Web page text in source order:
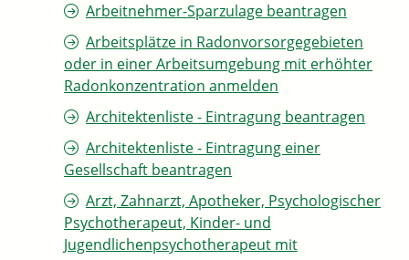
Arbeitnehmer-Sparzulage beantragen
Arbeitsplätze in Radonvorsorgegebieten
oder in einer Arbeitsumgebung mit erhöhter
Radonkonzentration anmelden
Architektenliste - Eintragung beantragen
Architektenliste - Eintragung einer
Gesellschaft beantragen
Arzt, Zahnarzt, Apotheker, Psychologischer
Psychotherapeut, Kinder- und
Jugendlichenpsychotherapeut mit